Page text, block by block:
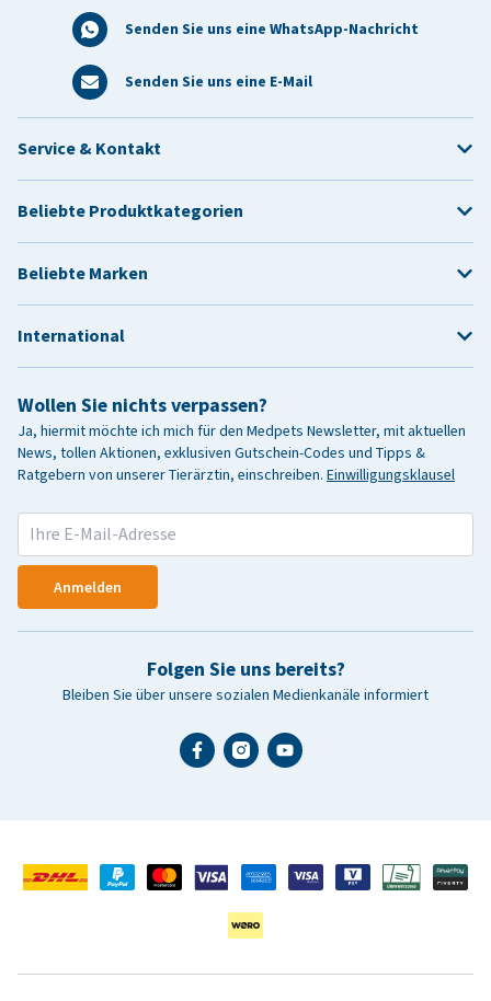
Senden Sie uns eine WhatsApp-Nachricht
Senden Sie uns eine E-Mail
Wollen Sie nichts verpassen?
Ja, hiermit möchte ich mich für den Medpets Newsletter, mit aktuellen
News, tollen Aktionen, exklusiven Gutschein-Codes und Tipps &
Ratgebern von unserer Tierärztin, einschreiben. Einwilligungsklausel
Anmelden
Folgen Sie uns bereits?
Bleiben Sie über unsere sozialen Medienkanäle informiert
Service & Kontakt
Beliebte Produktkategorien
Beliebte Marken
International